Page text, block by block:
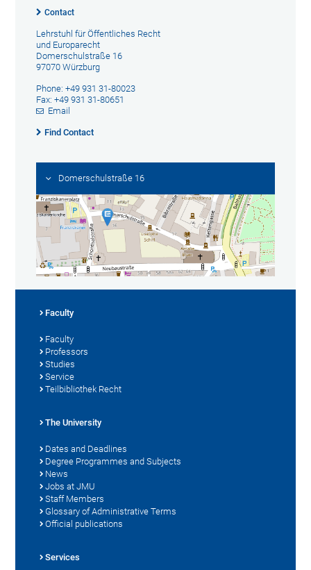
Contact
Lehrstuhl für Öffentliches Recht
und Europarecht
Domerschulstraße 16
97070 Würzburg
Phone: +49 931 31-80023
Fax: +49 931 31-80651
Email
Find Contact
Domerschulstraße 16
Faculty
Faculty
Professors
Studies
Service
Teilbibliothek Recht
The University
Dates and Deadlines
Degree Programmes and Subjects
News
Jobs at JMU
Staff Members
Glossary of Administrative Terms
Official publications
Services